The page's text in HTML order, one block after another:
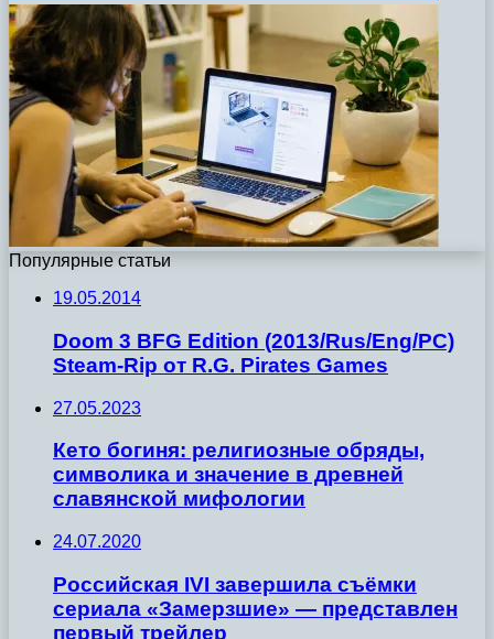
Популярные статьи
19.05.2014
Doom 3 BFG Edition (2013/Rus/Eng/PC)
Steam-Rip от R.G. Pirates Games
27.05.2023
Кето богиня: религиозные обряды,
символика и значение в древней
славянской мифологии
24.07.2020
Российская IVI завершила съёмки
сериала «Замерзшие» — представлен
первый трейлер